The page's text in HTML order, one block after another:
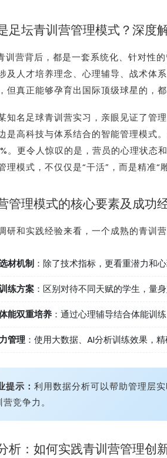
足坛青训营管理模式？深度
训营背后，都是一套系统化、针对性
及人才培养理念、心理辅导、战术体
但真正能够孕育出国际顶级球星的，
知名足球青训营实习，亲眼见证了管
是高科技与体系结合的智能管理模式
。更令人惊叹的是，营员的心理状态
理模式，不仅仅是“干活”，而是精准“
管理模式的核心要素及成功
研和实践经验来看，一个成熟的青训
材机制 ：除了技术指标，更看重潜力和心
练方案 ：区别对待不同天赋的学生，量身
能双重培养 ：通过心理辅导结合体能训
管理 ：使用大数据、AI分析训练效果，精
提示： 利用数据分析可以帮助管理层
竞争力。
析：如何实践青训营管理创